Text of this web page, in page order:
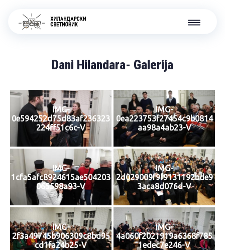
Dani Hilandara- Galerija
IMG-
0e594252d75d83af236323
224ff51c6c-V
IMG-
0ea223753f27454c9b0814
aa98a4ab23-V
IMG-
1cfa5afc8924615ae504203
065598a93-V
IMG-
2d029009f9f9131192bde9
3aca8d076d-V
IMG-
2f3a49745b906309c8bd95
cd1fa24b25-V
IMG-
4a060f2021919a6368f785
1edec7e246-V